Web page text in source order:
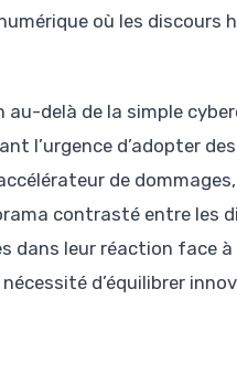
où les discours
delà de la simple
l’urgence d’adopter
de
contrasté entre les
dans leur réaction face
d’équilibrer